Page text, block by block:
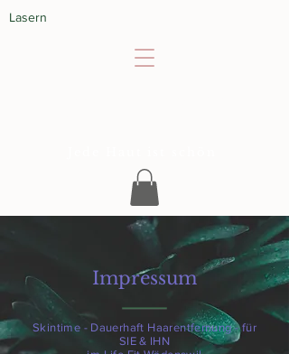
Lasern
Impressum
Skintime - Dauerhaft Haarentfernung - für
SIE & IHN